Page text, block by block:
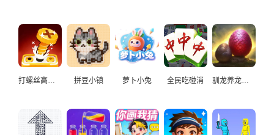
打螺丝高手益智游戏 拼豆小镇 萝卜小兔 全民吃碰消 驯龙养龙孵化高手